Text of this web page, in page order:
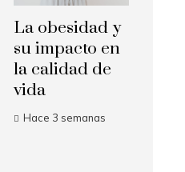
La obesidad y
su impacto en
la calidad de
vida
Hace 3 semanas